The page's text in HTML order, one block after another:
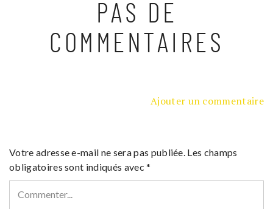
PAS DE
COMMENTAIRES
Ajouter un commentaire
Votre adresse e-mail ne sera pas publiée. Les champs
obligatoires sont indiqués avec*